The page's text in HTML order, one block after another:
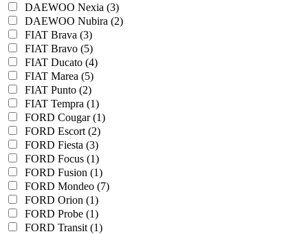
DAEWOO Nexia (3)
DAEWOO Nubira (2)
FIAT Brava (3)
FIAT Bravo (5)
FIAT Ducato (4)
FIAT Marea (5)
FIAT Punto (2)
FIAT Tempra (1)
FORD Cougar (1)
FORD Escort (2)
FORD Fiesta (3)
FORD Focus (1)
FORD Fusion (1)
FORD Mondeo (7)
FORD Orion (1)
FORD Probe (1)
FORD Transit (1)